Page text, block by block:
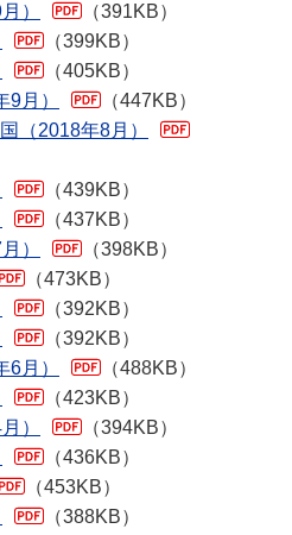
）
（391KB）
（399KB）
（405KB）
月）
（447KB）
（2018年8月）
（439KB）
（437KB）
）
（398KB）
（473KB）
（392KB）
（392KB）
月）
（488KB）
（423KB）
）
（394KB）
（436KB）
（453KB）
（388KB）